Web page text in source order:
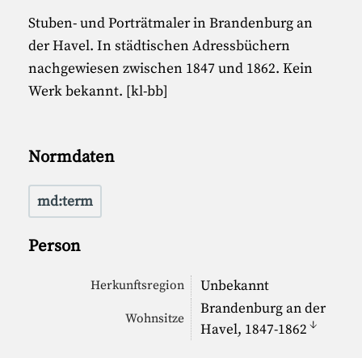
Stuben- und Porträtmaler in Brandenburg an
der Havel. In städtischen Adressbüchern
nachgewiesen zwischen 1847 und 1862. Kein
Werk bekannt. [kl-bb]
Normdaten
md:term
Person
Herkunftsregion Unbekannt
Wohnsitze
Brandenburg an der
Havel, 1847-1862 ↓